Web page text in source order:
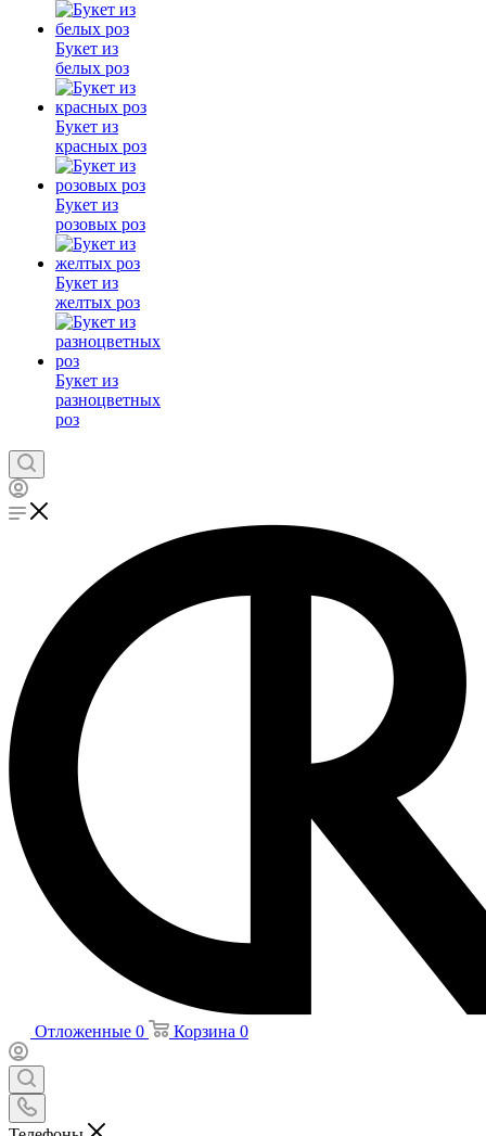
Букет из
белых роз
Букет из
красных роз
Букет из
розовых роз
Букет из
желтых роз
Букет из
разноцветных
роз
Отложенные 0 Корзина 0